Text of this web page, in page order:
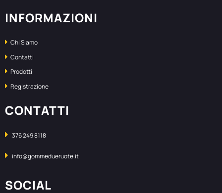
INFORMAZIONI
Chi Siamo
Contatti
Prodotti
Registrazione
CONTATTI
376 249 8118
info@gommedueruote.it
SOCIAL